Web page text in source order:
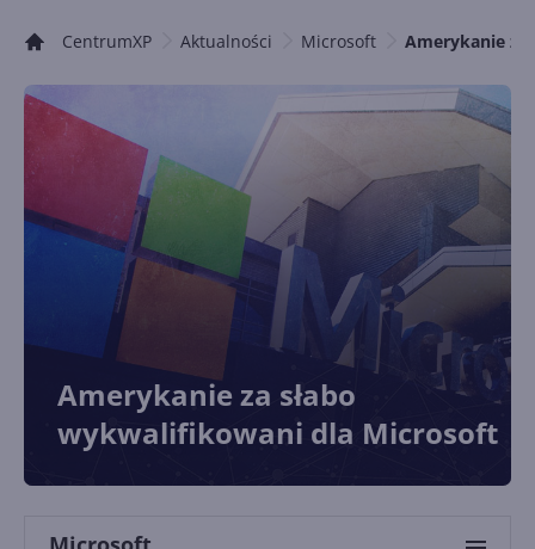
CentrumXP Aktualności Microsoft Amerykanie
Amerykanie za słabo
wykwalifikowani dla Microsoft